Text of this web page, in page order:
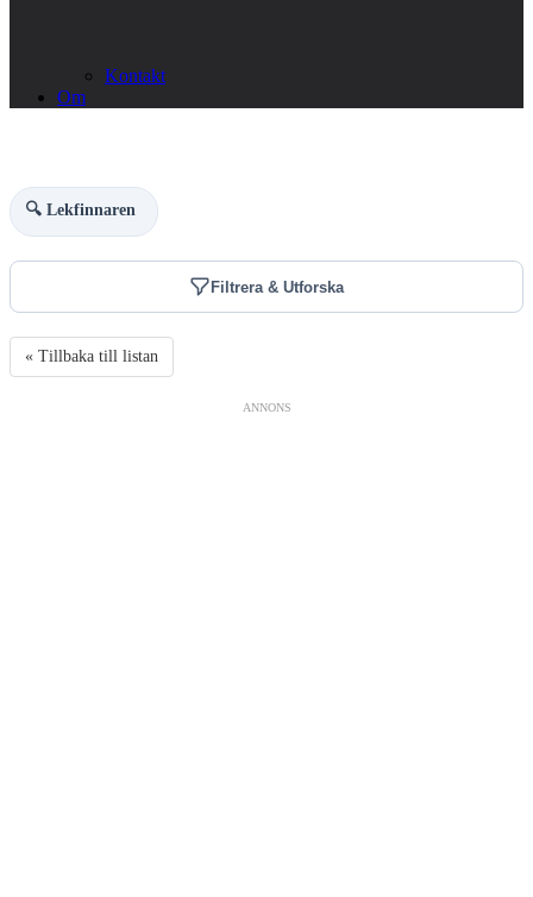
Kontakt
Om
🔍 Lekfinnaren
Filtrera & Utforska
« Tillbaka till listan
ANNONS